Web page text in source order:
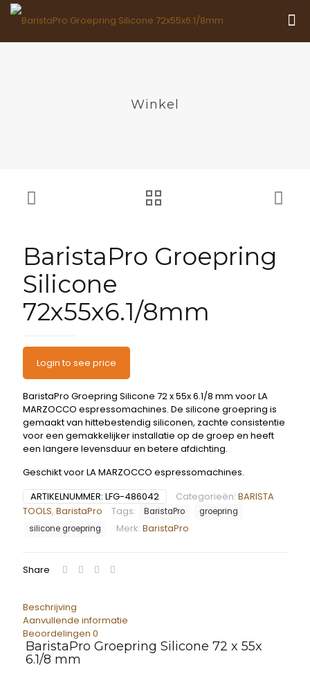
Winkel
BaristaPro Groepring
Silicone
72x55x6.1/8mm
Login to see price
BaristaPro Groepring Silicone 72 x 55x 6.1/8 mm voor LA
MARZOCCO espressomachines. De silicone groepring is
gemaakt van hittebestendig siliconen, zachte consistentie
voor een gemakkelijker installatie op de groep en heeft
een langere levensduur en betere afdichting.
Geschikt voor LA MARZOCCO espressomachines.
ARTIKELNUMMER: LFG-486042 Categorieën: BARISTA
TOOLS, BaristaPro Tags: BaristaPro
groepring
silicone groepring
Merk: BaristaPro
Share
Beschrijving
Aanvullende informatie
Beoordelingen 0
BaristaPro Groepring Silicone 72 x 55x
6.1/8 mm